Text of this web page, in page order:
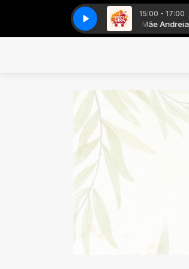
15:00 - 17:00
- Correndo Gira com Mãe Andreia de Oxóssi
2026 - 08 - 03 - Correndo Gira 2026 - 08 -